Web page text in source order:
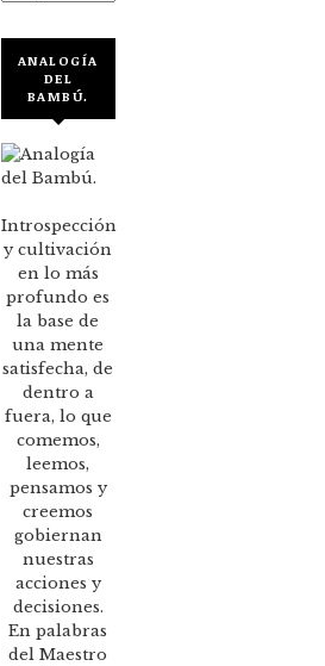
ANALOGÍA
DEL
BAMBÚ.
Introspección
y cultivación
en lo más
profundo es
la base de
una mente
satisfecha, de
dentro a
fuera, lo que
comemos,
leemos,
pensamos y
creemos
gobiernan
nuestras
acciones y
decisiones.
En palabras
del Maestro